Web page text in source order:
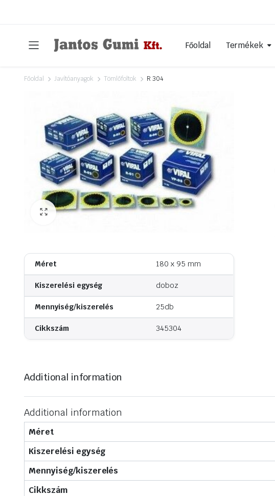
Főoldal Termékek
Lemezfelni ütős
Lemezfelni ütős – festett
Ragasztható súlyok
Centírgyöngy
Kerékcsavarok
Szerelő olaj
Főoldal Javítóanyagok Tömlőfoltok R 304
Méret 180 x 95 mm
Kiszerelési egység doboz
Mennyiség/kiszerelés 25db
Cikkszám 345304
Additional information
Additional information
Méret
Kiszerelési egység
Mennyiség/kiszerelés
Cikkszám